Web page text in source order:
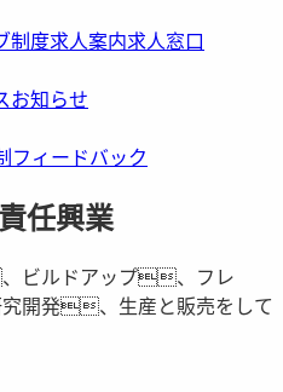
制度求人案内求人窓口
お知らせ
フィードバック
任興業
ビルドアップ、フレ
開発、生産と販売をして